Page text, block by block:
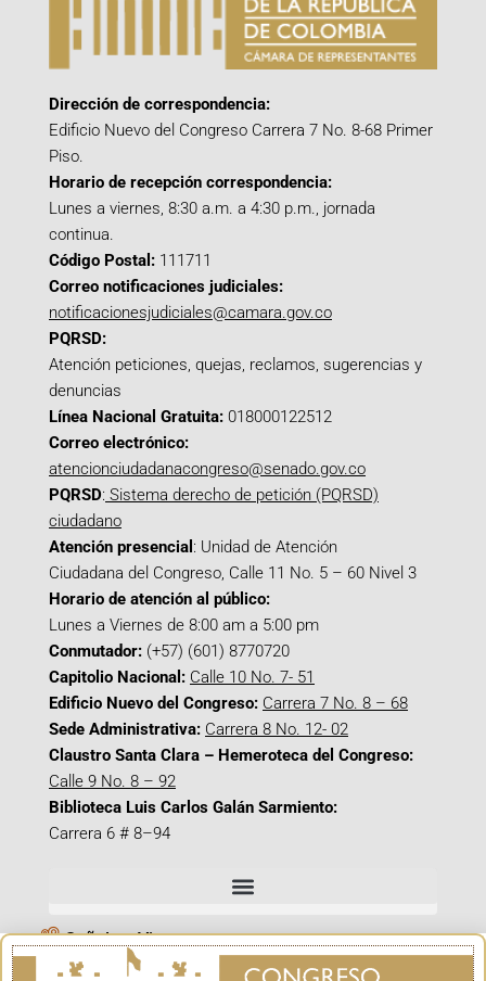
Dirección de correspondencia:
Edificio Nuevo del Congreso Carrera 7 No. 8-68 Primer
Piso.
Horario de recepción correspondencia:
Lunes a viernes, 8:30 a.m. a 4:30 p.m., jornada
continua.
Código Postal: 111711
Correo notificaciones judiciales:
notificacionesjudiciales@camara.gov.co
PQRSD:
Atención peticiones, quejas, reclamos, sugerencias y
denuncias
Línea Nacional Gratuita: 018000122512
Correo electrónico:
atencionciudadanacongreso@senado.gov.co
PQRSD: Sistema derecho de petición (PQRSD)
ciudadano
Atención presencial : Unidad de Atención
Ciudadana del Congreso, Calle 11 No. 5 – 60 Nivel 3
Horario de atención al público:
Lunes a Viernes de 8:00 am a 5:00 pm
Conmutador: (+57) (601) 8770720
Capitolio Nacional: Calle 10 No. 7- 51
Edificio Nuevo del Congreso: Carrera 7 No. 8 – 68
Sede Administrativa: Carrera 8 No. 12- 02
Claustro Santa Clara – Hemeroteca del Congreso:
Calle 9 No. 8 – 92
Biblioteca Luis Carlos Galán Sarmiento:
Carrera 6 # 8–94
Señal en Vivo
Facebook_@CamaraColombia